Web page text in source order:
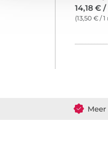
14,18 €
(13,50 € / 1